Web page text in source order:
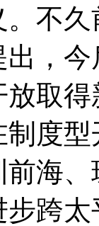
不
，
取
度
海
跨